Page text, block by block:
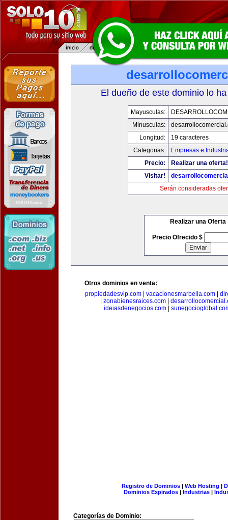
El dueño de este dominio lo
Mayusculas:
Minusculas:
Longitud:
19 caracteres
Categorias:
Empresas e
Precio:
Realizar una oferta!
Visitar!
Serán consideradas
Realizar una Oferta
Precio Ofrecido $
Otros dominios en venta:
propiedadesvip.com
vacacionesmarbella.com
zonabienesraices.com
ideiasdenegocios.com|
Registro de Dominios| Web Hosting |
Dominios Expirados | Industrias |
Categorías de Dominio: